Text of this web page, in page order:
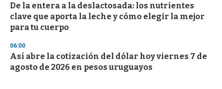
De la entera a la deslactosada: los nutrientes
clave que aporta la leche y cómo elegir la mejor
para tu cuerpo
06:00
Así abre la cotización del dólar hoy viernes 7 de
agosto de 2026 en pesos uruguayos